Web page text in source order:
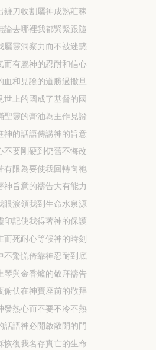
鐮刀收割屬神成熟莊稼
論去哪裡我都緊緊跟隨
屬靈洞察力而不被迷惑
而有屬神的忍耐和信心
血和見證的道勝過撒旦
世上的國成了基督的國
聖靈的膏油為主作見證
神的話語傳講神的旨意
不要剛硬到仍舊不悔改
有限為要使我回轉向祂
神旨意的禱告大有能力
眼淚領我到生命水泉源
印記使我得著神的保護
而死耐心等候神的時刻
不驚慌倚靠神忍耐到底
琴與金香爐的敬拜禱告
俯伏在神寶座前的敬拜
發熱心而不要不冷不熱
話語神必開啟敞開的門
恢復我名存實亡的生命